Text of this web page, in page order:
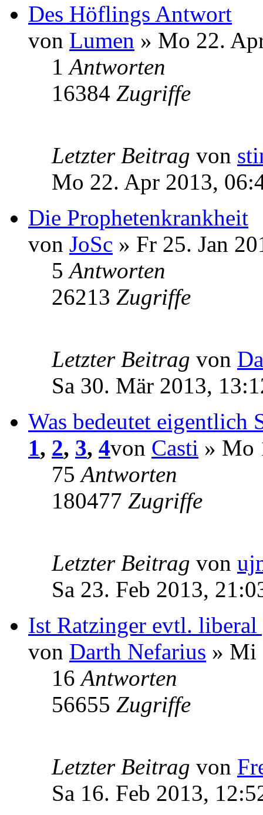
Des Höflings Antwort
von Lumen » Mo 22.
1Antworten
16384 Zugriffe
Letzter Beitrag von
Mo 22. Apr 2013,
Die Prophetenkrankheit
von JoSc » Fr 25. Jan
5Antworten
26213 Zugriffe
Letzter Beitrag von
Sa 30. Mär 2013,
Was bedeutet eigentlich
1, 2, 3, 4von Casti » Mo
75Antworten
180477 Zugriffe
Letzter Beitrag von
Sa 23. Feb 2013,
Ist Ratzinger evtl. liberal
von Darth Nefarius » Mi
16Antworten
56655 Zugriffe
Letzter Beitrag von
Sa 16. Feb 2013,